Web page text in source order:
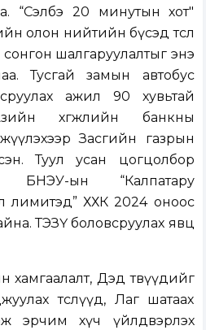
“Сэлбэ 20 минутын хот"
олон нийтийн бүсэд төсөл
сонгон шалгаруулалтыг энэ
Тусгай замын автобус
ажил 90 хувьтай
хөгжлийн банкны
Засгийн газрын
Туул усан цогцолбор
БНЭУ-ын “Калпатару
лимитэд” ХХК 2024 оноос
ТЭЗҮ боловсруулах явц
хамгаалалт, Дэд төвүүдийг
төслүүд, Лаг шатаах
эрчим хүч үйлдвэрлэх